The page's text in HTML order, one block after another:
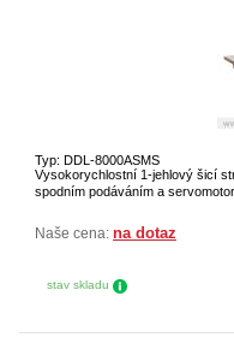
Typ: DDL-8000ASMS
Vysokorychlostní 1-jehlový šicí
spodním podáváním a
Naše cena: na dotaz
stav skladu